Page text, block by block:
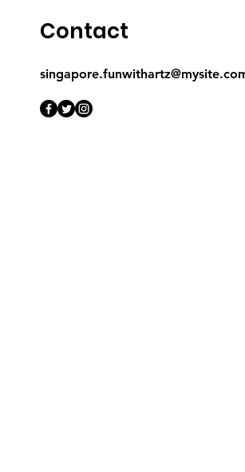
Contact